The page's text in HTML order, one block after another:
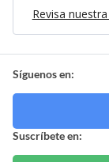
Revisa
Síguenos en:
Suscríbete en: